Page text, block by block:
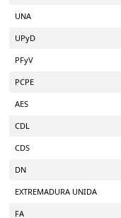
UNA
UPyD
PFyV
PCPE
AES
CDL
CDS
DN
EXTREMADURA UNIDA
FA